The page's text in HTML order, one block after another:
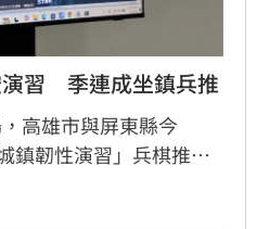
習　季連成坐鎮兵推
高雄市與屏東縣今
鎮韌性演習」兵棋推
屏東縣長周春米主持，